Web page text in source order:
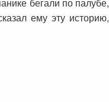
ему эту историю,